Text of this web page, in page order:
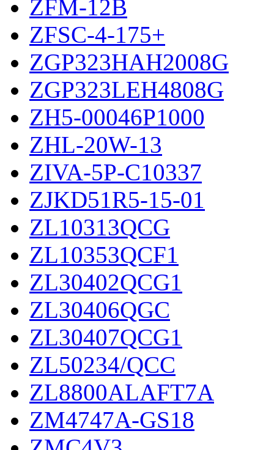
ZFM-12B
ZFSC-4-175+
ZGP323HAH2008G
ZGP323LEH4808G
ZH5-00046P1000
ZHL-20W-13
ZIVA-5P-C10337
ZJKD51R5-15-01
ZL10313QCG
ZL10353QCF1
ZL30402QCG1
ZL30406QGC
ZL30407QCG1
ZL50234/QCC
ZL8800ALAFT7A
ZM4747A-GS18